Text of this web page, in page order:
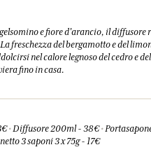
e fiore d'arancio, il
freschezza del bergamotto e del
nel calore legnoso del cedro e
fino in casa.
•Diffusore 200ml - 38€•
3 saponi 3 x 75g - 17€